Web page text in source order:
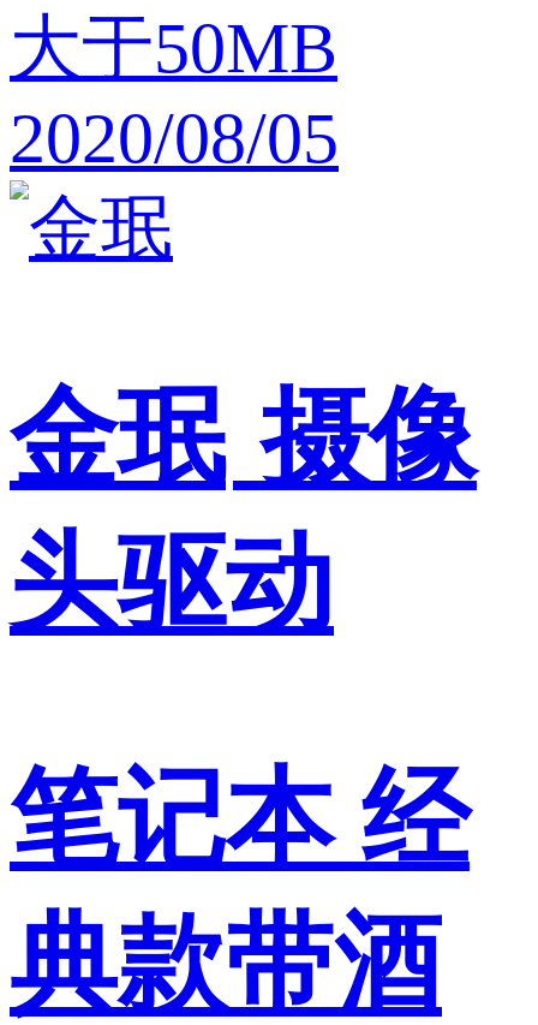
大于50MB
2020/08/05
金珉 摄像
头驱动
笔记本 经
典款带酒